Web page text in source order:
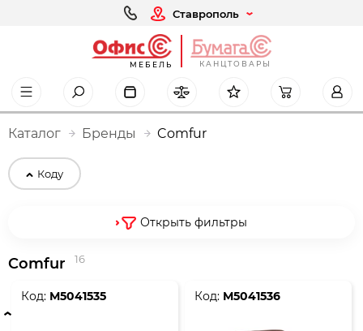
Ставрополь
МЕБЕЛЬ КАНЦТОВАРЫ
Каталог Бренды Comfur
Коду
Открыть фильтры
Comfur 16
Код: М5041535 Код: М5041536